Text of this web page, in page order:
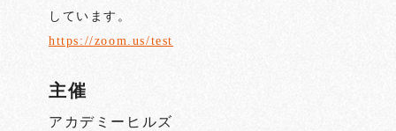
しています。
https://zoom.us/test
主催
アカデミーヒルズ